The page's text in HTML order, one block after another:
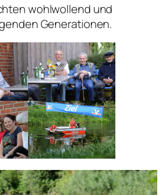
wohlwollend und
Generationen.